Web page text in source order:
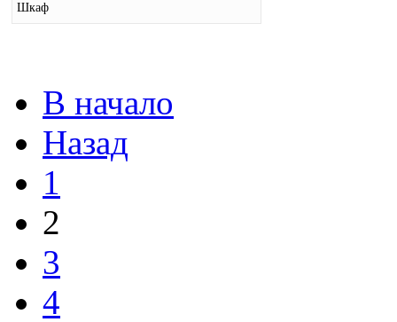
Шкаф
В начало
Назад
1
2
3
4